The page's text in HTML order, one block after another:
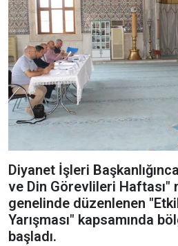
Diyanet İşleri
ve Din Görevlileri Haftası"
genelinde düzenlenen
Yarışması" kapsamında
başladı.